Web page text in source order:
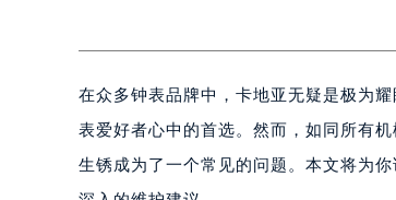
在众多钟表品牌中，卡地亚无疑是极为
表爱好者心中的首选。然而，如同所有
生锈成为了一个常见的问题。本文将为